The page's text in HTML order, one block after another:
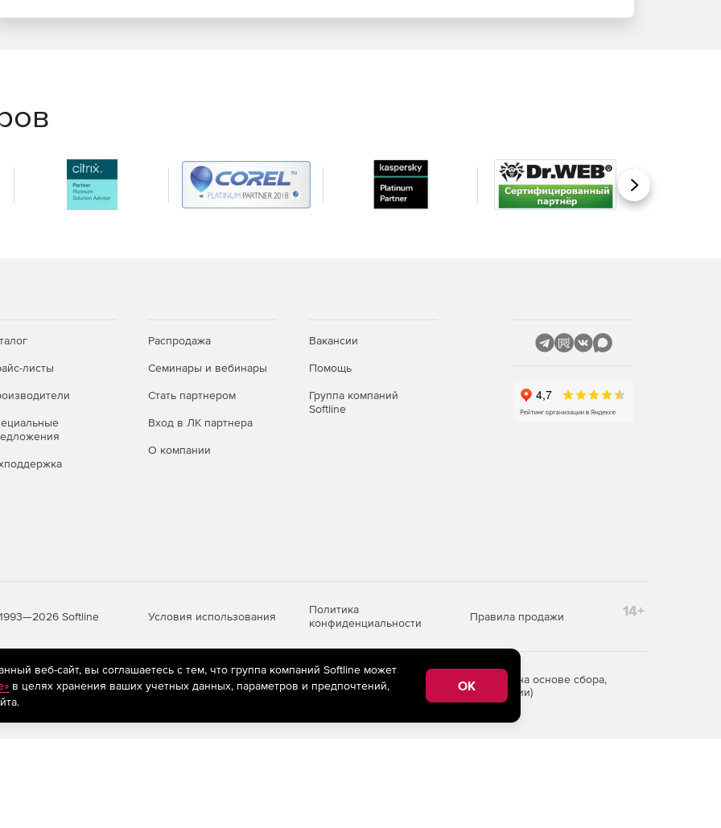
Вперед
листы
Распродажа
Семинары и вебинары
Стать партнером
Вход в ЛК партнера
О компании
Вакансии
Помощь
Группа компаний
Softline
Softline Условия использования
Политика
конфиденциальности
Правила продажи 14+
рекомендательные технологии
(информационные технологии предоставления информации на основе сбора,
пользователей сети «Интернет», находящихся на территории Российской Федерации)
веб-сайт, вы соглашаетесь с тем, что группа компаний Softline может
в целях хранения ваших учетных данных, параметров и предпочтений,
OK